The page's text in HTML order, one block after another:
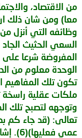
من الاقتصاد،
معا) ومن شان ذلك ان
وظائفه التي أنزل
السعي الحثيث
المفروضة شرعا على
الوحدة معلوم من
تكون تلك المفاهيم
ملكات عقلية راسخة
وتوجهه لتصبح تلك
تعالى: (قد جاء كم
عمي فعليها)(6). إشارة إلى هذا المعنى !!.